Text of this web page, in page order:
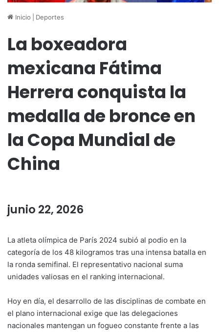
Inicio Deportes
La boxeadora
mexicana Fátima
Herrera conquista la
medalla de bronce en
la Copa Mundial de
China
junio 22, 2026
La atleta olímpica de París 2024 subió al podio en la
categoría de los 48 kilogramos tras una intensa batalla en
la ronda semifinal. El representativo nacional suma
unidades valiosas en el ranking internacional.
Hoy en día, el desarrollo de las disciplinas de combate en
el plano internacional exige que las delegaciones
nacionales mantengan un fogueo constante frente a las